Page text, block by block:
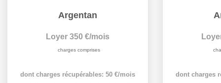
Argentan
Loyer 350 €/mois
charges comprises
dont charges récupérables: 50 €/mois dont charges